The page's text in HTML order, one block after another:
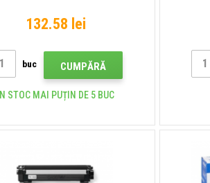
132.58 lei
buc CUMPĂRĂ
STOC MAI PUȚIN DE 5 BUC